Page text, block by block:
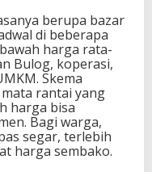
berupa bazar
di beberapa
harga rata-
Bulog, koperasi,
Skema
rantai yang
harga bisa
Bagi warga,
segar, terlebih
harga sembako.